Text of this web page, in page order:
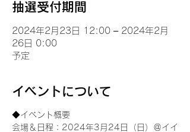
抽選受付期間
2024年2月23日 12:00 – 2024年2月
26日 0:00
予定
イベントについて
◆イベント概要
会場＆日程：2024年3月24日（日）＠イイ